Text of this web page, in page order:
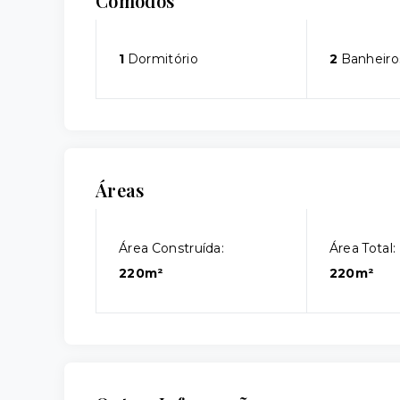
1 Dormitório 2
Áreas
Área Construída:
220m²
Área Total:
220m²